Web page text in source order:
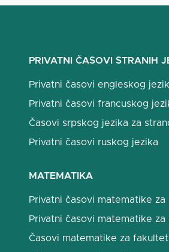
PRIVATNI ČASOVI STRANIH
Privatni časovi engleskog
Privatni časovi francuskog
Časovi srpskog jezika za
Privatni časovi ruskog jezika
MATEMATIKA
Privatni časovi matematike za
Privatni časovi matematike
Časovi matematike za fakultet